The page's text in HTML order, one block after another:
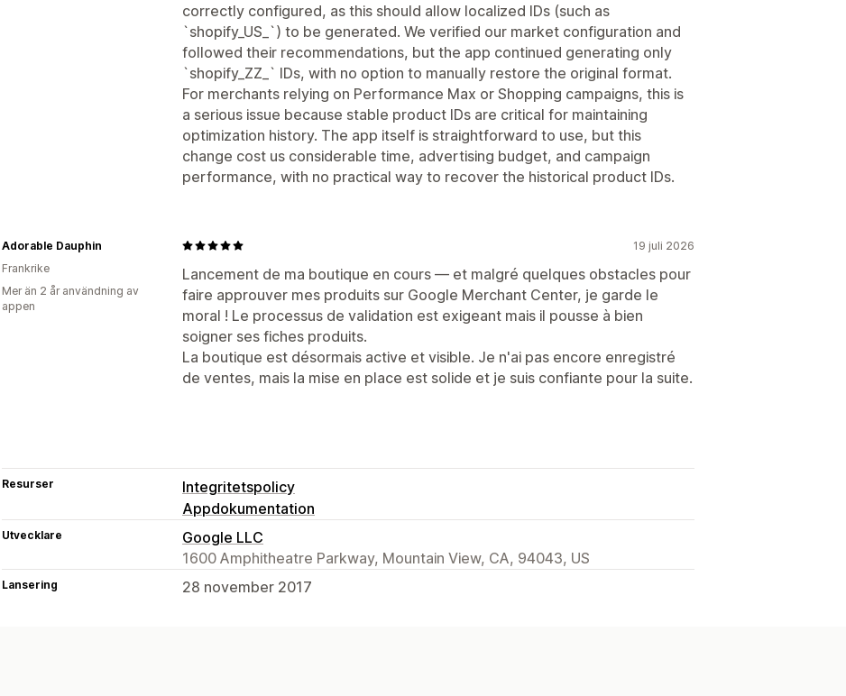
correctly configured, as this should allow localized IDs (such as
`shopify_US_`) to be generated. We verified our market configuration and
followed their recommendations, but the app continued generating only
`shopify_ZZ_` IDs, with no option to manually restore the original format.
For merchants relying on Performance Max or Shopping campaigns, this is
a serious issue because stable product IDs are critical for maintaining
optimization history. The app itself is straightforward to use, but this
change cost us considerable time, advertising budget, and campaign
performance, with no practical way to recover the historical product IDs.
19 juli 2026
Lancement de ma boutique en cours — et malgré quelques obstacles pour
faire approuver mes produits sur Google Merchant Center, je garde le
moral ! Le processus de validation est exigeant mais il pousse à bien
soigner ses fiches produits.
La boutique est désormais active et visible. Je n'ai pas encore enregistré
de ventes, mais la mise en place est solide et je suis confiante pour la suite.
Adorable Dauphin
Frankrike
Mer än 2 år användning av
appen
Resurser
Integritetspolicy
Appdokumentation
Utvecklare
Google LLC
1600 Amphitheatre Parkway, Mountain View, CA, 94043, US
Lansering 28 november 2017